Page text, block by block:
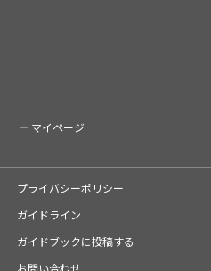
マイページ
プライバシーポリシー
ガイドライン
ガイドブックに投稿する
お問い合わせ